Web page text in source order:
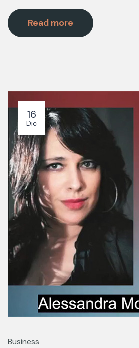
Read more
16
Dic
Business